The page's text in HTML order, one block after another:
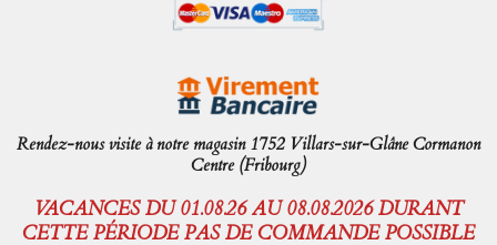
Rendez-nous visite à notre magasin 1752 Villars-sur-Glâne Cormanon
Centre (Fribourg)
VACANCES DU 01.08.26 AU 08.08.2026 DURANT
CETTE PÉRIODE PAS DE COMMANDE POSSIBLE